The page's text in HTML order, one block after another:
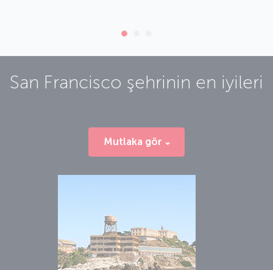
San Francisco şehrinin en iyileri
Mutlaka gör